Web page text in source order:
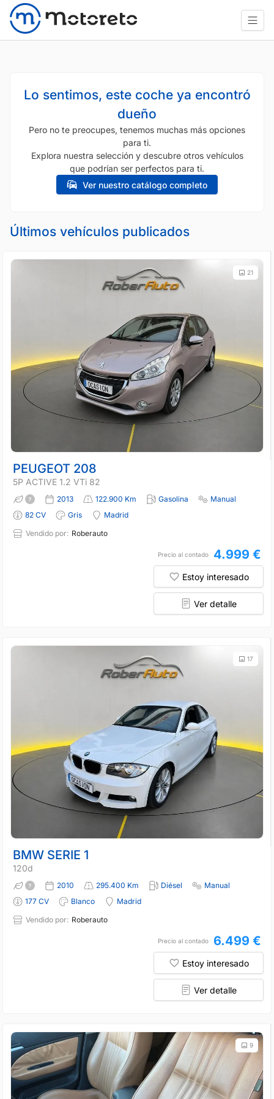
Lo sentimos, este coche ya encontró
dueño
Pero no te preocupes, tenemos muchas más opciones
para ti.
Explora nuestra selección y descubre otros vehículos
que podrían ser perfectos para ti.
Ver nuestro catálogo completo
Últimos vehículos publicados
21
PEUGEOT 208
5P ACTIVE 1.2 VTi 82
2013 122.900 Km Gasolina
Manual
82 CV
Gris
Madrid
Vendido por: Roberauto
Precio al contado 4.999 €
Estoy interesado
Ver detalle
17
BMW SERIE 1
120d
2010 295.400 Km Diésel
Manual
177 CV
Blanco
Madrid
Vendido por: Roberauto
Precio al contado 6.499 €
Estoy interesado
Ver detalle
9